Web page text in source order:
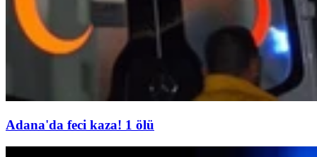
Adana'da feci kaza! 1 ölü